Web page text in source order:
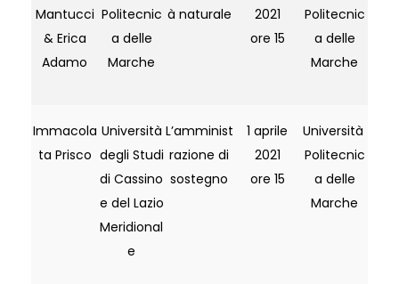
Mantucci
& Erica
Adamo
Politecnic
a delle
Marche
à naturale
2021
ore 15
Politecnic
a delle
Marche
Immacola
ta Prisco
Università
degli Studi
di Cassino
e del Lazio
Meridional
e
L’amminist
razione di
sostegno
1 aprile
2021
ore 15
Università
Politecnic
a delle
Marche